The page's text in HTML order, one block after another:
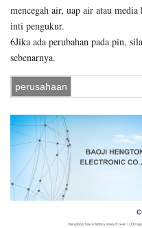
mencegah air, uap air atau
inti pengukur.
6Jika ada perubahan pada pin,
sebenarnya.
perusahaan